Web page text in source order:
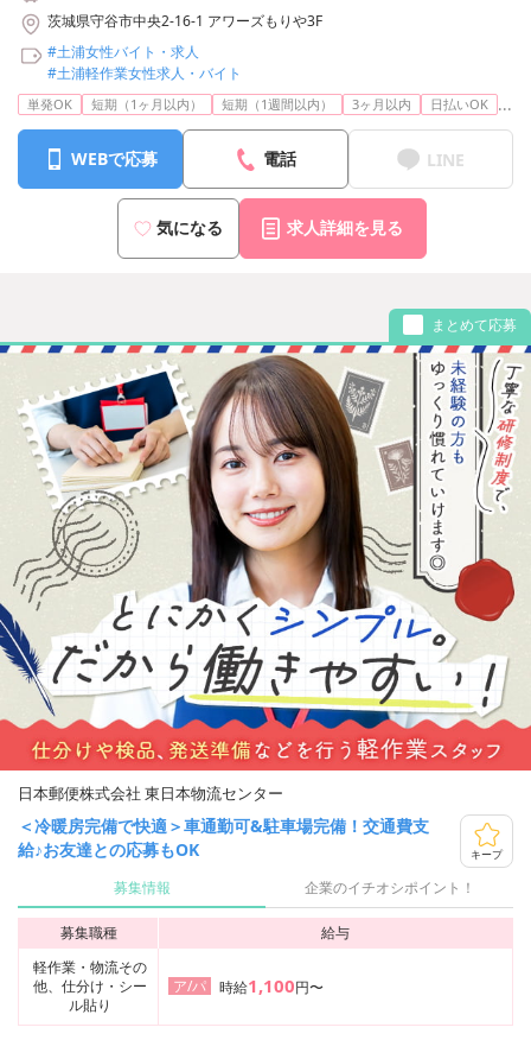
茨城県守谷市中央2-16-1 アワーズもりや3F
#土浦女性バイト・求人
#土浦軽作業女性求人・バイト
単発OK 短期（1ヶ月以内） 短期（1週間以内） 3ヶ月以内 日払いOK ...
WEBで応募 電話 LINE
気になる 求人詳細を見る
まとめて応募
日本郵便株式会社 東日本物流センター
＜冷暖房完備で快適＞車通勤可&駐車場完備！交通費支
給♪お友達との応募もOK
キープ
募集情報 企業のイチオシポイント！
募集職種
給与
軽作業・物流その
他、仕分け・シー
ル貼り
ア/パ 時給1,100円〜